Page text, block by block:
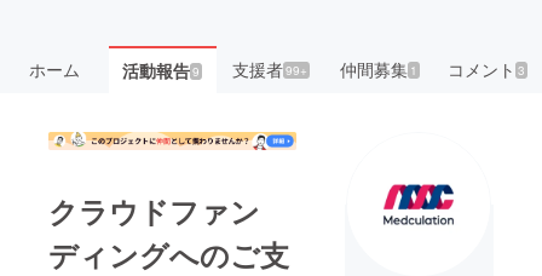
ホーム 活動報告9 支援者99+ 仲間募集 1 コメント3
クラウドファン
ディングへのご支